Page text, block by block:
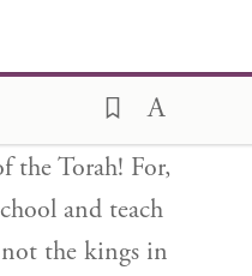
help of the
you to fulfill
the Torah! For,
and teach
the kings in